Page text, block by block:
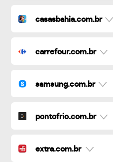
casasbahia.com.br
carrefour.com.br
samsung.com.br
pontofrio.com.br
extra.com.br